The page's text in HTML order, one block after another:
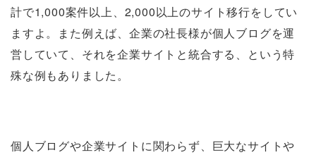
計で1,000案件以上、2,000以上のサイト移行をしてい
ますよ。また例えば、企業の社長様が個人ブログを運
営していて、それを企業サイトと統合する、という特
殊な例もありました。
個人ブログや企業サイトに関わらず、巨大なサイトや